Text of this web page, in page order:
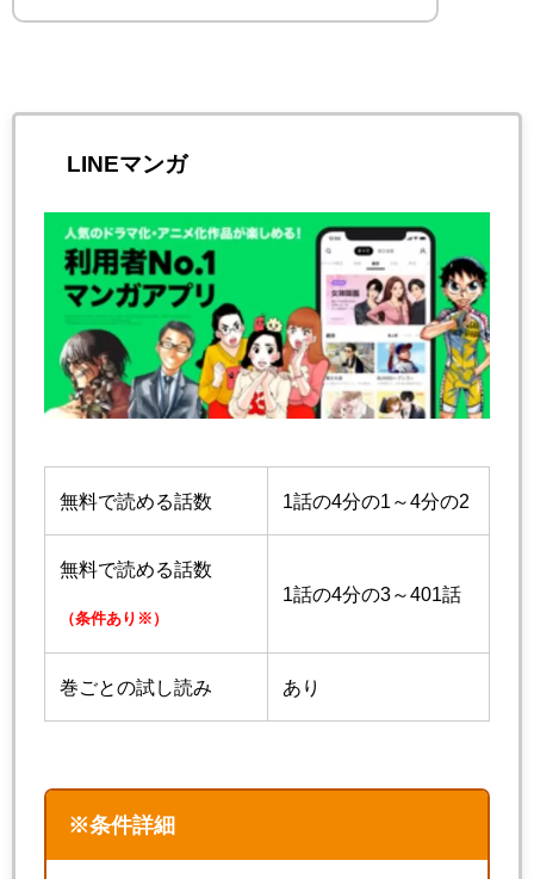
LINEマンガ
無料で読める話数 1話の4分の1～4分の2
無料で読める話数
（条件あり※）
1話の4分の3～401話
巻ごとの試し読み あり
※条件詳細